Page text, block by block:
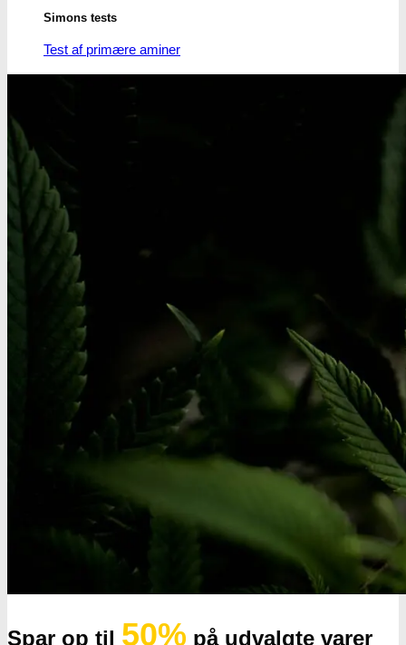
Simons tests
Test af primære aminer
THC urin test - 50ng/ml
Oplev alle vores tests her
Spar op til 50% på udvalgte varer